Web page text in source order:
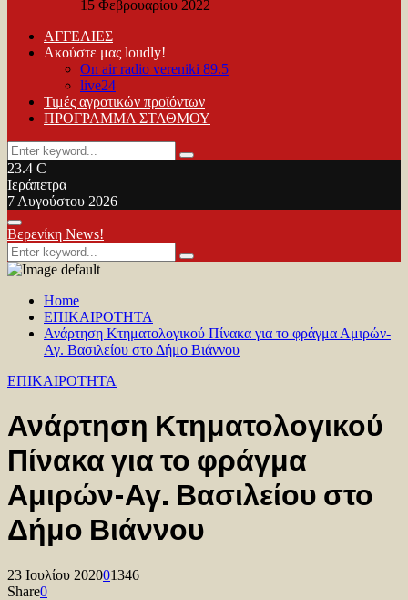
15 Φεβρουαρίου 2022
ΑΓΓΕΛΙΕΣ
Ακούστε μας loudly!
On air radio vereniki 89.5
live24
Τιμές αγροτικών προϊόντων
ΠΡΟΓΡΑΜΜΑ ΣΤΑΘΜΟΥ
Search
for:
Search
23.4 C
Ιεράπετρα
7 Αυγούστου 2026
Facebook
Twitter
Youtube
Primary
Menu
Βερενίκη News!
Search
for:
Search
Home
ΕΠΙΚΑΙΡΟΤΗΤΑ
Ανάρτηση Κτηματολογικού Πίνακα για το φράγμα Αμιρών-
Αγ. Βασιλείου στο Δήμο Βιάννου
ΕΠΙΚΑΙΡΟΤΗΤΑ
Ανάρτηση Κτηματολογικού
Πίνακα για το φράγμα
Αμιρών-Αγ. Βασιλείου στο
Δήμο Βιάννου
23 Ιουλίου 202001346
Share0